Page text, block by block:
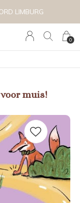
0
LIMBURG
muis!